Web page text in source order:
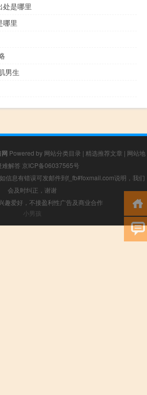
处是哪里
哪里
男生
Powered by 网站分类目录 | 精选推荐文章 | 网站地
难解答 京ICP备06037565号
信息有错误可发邮件到f_fb#foxmail.com说明，我们
会及时纠正，谢谢
趣爱好，不接盈利性广告及商业合作
小男孩